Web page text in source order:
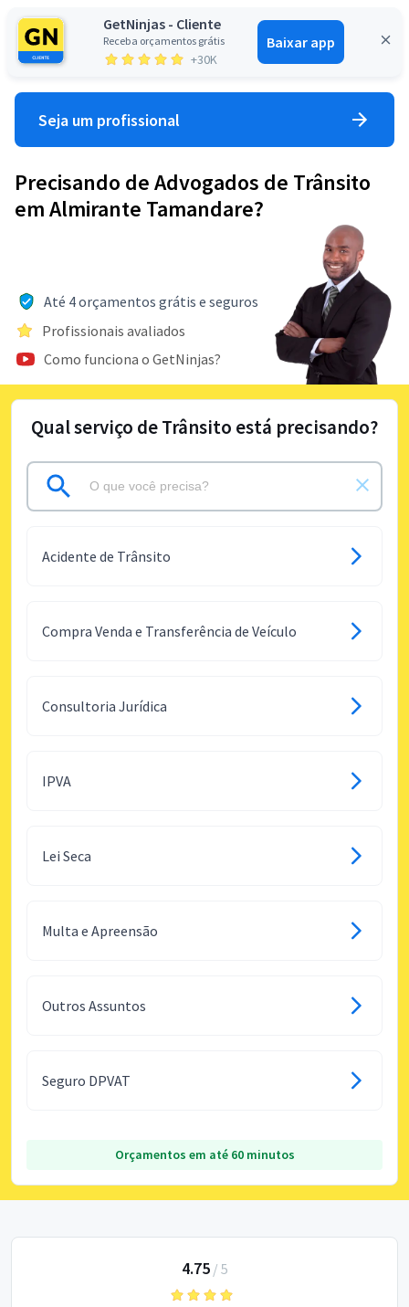
GetNinjas - Cliente
Receba orçamentos grátis
+30K
Baixar app
Entrar
Seja um profissional
Precisando de Advogados de Trânsito
em Almirante Tamandare?
Até 4 orçamentos grátis e seguros
Profissionais avaliados
Como funciona o GetNinjas?
Qual serviço de Trânsito está precisando?
Acidente de Trânsito
Compra Venda e Transferência de Veículo
Consultoria Jurídica
IPVA
Lei Seca
Multa e Apreensão
Outros Assuntos
Seguro DPVAT
Orçamentos em até 60 minutos
4.75/ 5